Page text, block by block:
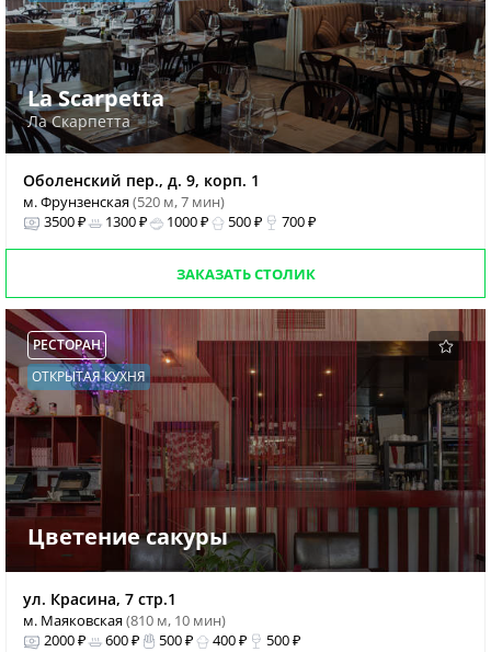
La Scarpetta
Ла Скарпетта
Оболенский пер., д. 9, корп. 1
м. Фрунзенская(520 м, 7 мин)
3500 ₽
1300 ₽ 1000 ₽ 500 ₽ 700 ₽
ЗАКАЗАТЬ СТОЛИК
РЕСТОРАН
ОТКРЫТАЯ КУХНЯ
Цветение сакуры
ул. Красина, 7 стр.1
м. Маяковская(810 м, 10 мин)
2000 ₽
600 ₽ 500 ₽ 400 ₽ 500 ₽